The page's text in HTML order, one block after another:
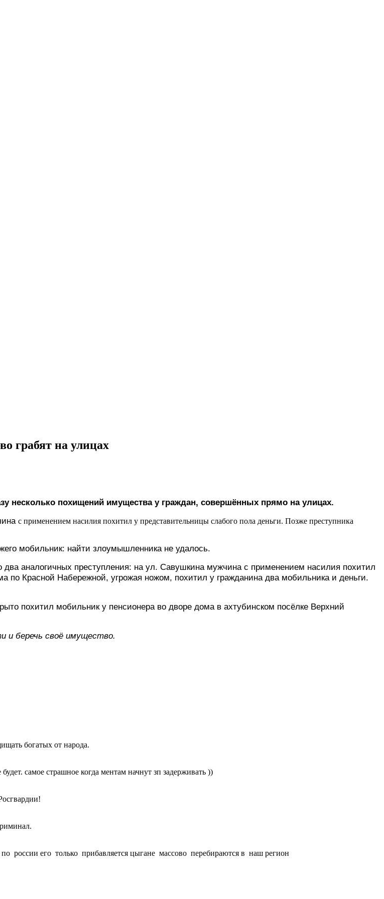
грабят на улицах
несколько похищений имущества у граждан, совершённых прямо на улицах.
с применением насилия похитил у представительницы слабого пола деньги. Позже преступника
мобильник: найти злоумышленника не удалось.
аналогичных преступления: на ул. Савушкина мужчина с применением насилия похитил
по Красной Набережной, угрожая ножом, похитил у гражданина два мобильника и деньги.
похитил мобильник у пенсионера во дворе дома в ахтубинском посёлке Верхний
и беречь своё имущество.
богатых от народа.
самое страшное когда ментам начнут зп задерживать ))
его только прибавляется цыгане массово перебираются в наш регион